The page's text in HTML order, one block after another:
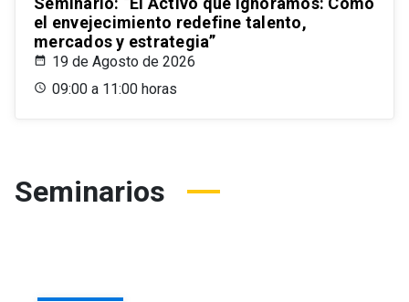
el envejecimiento redefine talento,
mercados y estrategia”
19 de Agosto de 2026
09:00 a 11:00 horas
Seminarios